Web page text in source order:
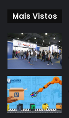
Mais Vistos